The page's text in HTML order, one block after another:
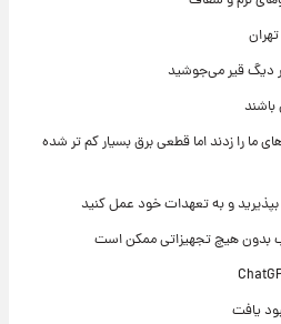
دیگ قیر می‌جوشید
باشند
ما را زدند اما قطعی برق بسیار کم تر شده
بپذیرید و به تعهدات خود عمل کنید
بدون هیچ تجهیزاتی ممکن است
یافت